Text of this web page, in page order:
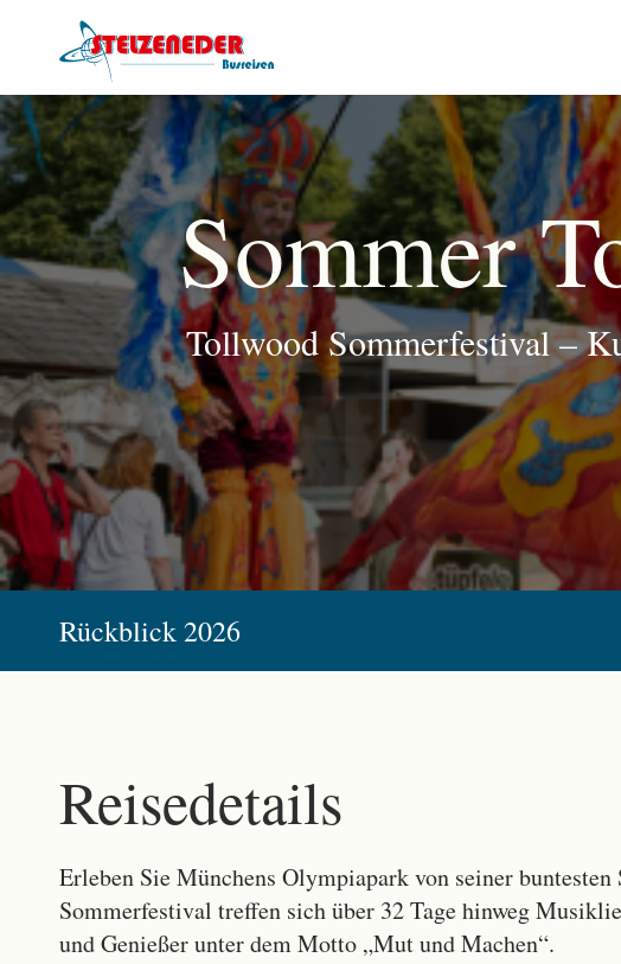
Sommer
Tollwood Sommerfestival –
Rückblick 2026
Reisedetails
Erleben Sie Münchens Olympiapark von seiner
Sommerfestival treffen sich über 32 Tage hinweg
und Genießer unter dem Motto „Mut und Machen“.